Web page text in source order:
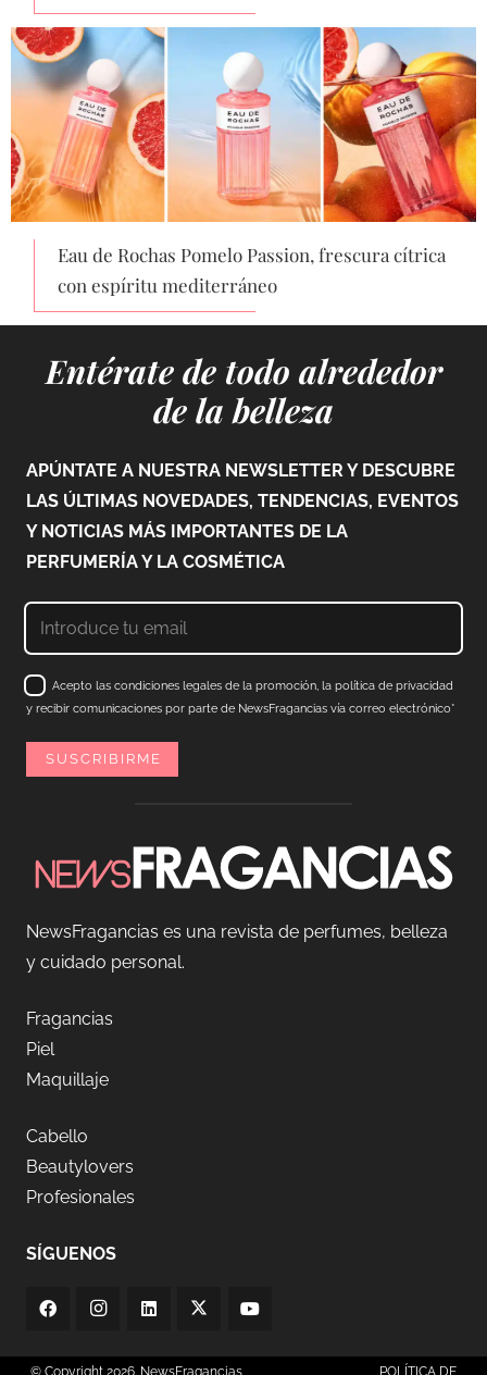
Eau de Rochas Pomelo Passion, frescura cítrica
con espíritu mediterráneo
Entérate de todo alrededor
de la belleza
APÚNTATE A NUESTRA NEWSLETTER Y DESCUBRE
LAS ÚLTIMAS NOVEDADES, TENDENCIAS, EVENTOS
Y NOTICIAS MÁS IMPORTANTES DE LA
PERFUMERÍA Y LA COSMÉTICA
Acepto las condiciones legales de la promoción, la política de privacidad
y recibir comunicaciones por parte de NewsFragancias vía correo electrónico*
NewsFragancias es una revista de perfumes, belleza
y cuidado personal.
Fragancias
Piel
Maquillaje
Cabello
Beautylovers
Profesionales
SÍGUENOS
© Copyright 2026. NewsFragancias POLÍTICA DE